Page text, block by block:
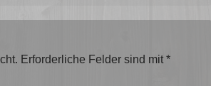
Erforderliche Felder sind mit *